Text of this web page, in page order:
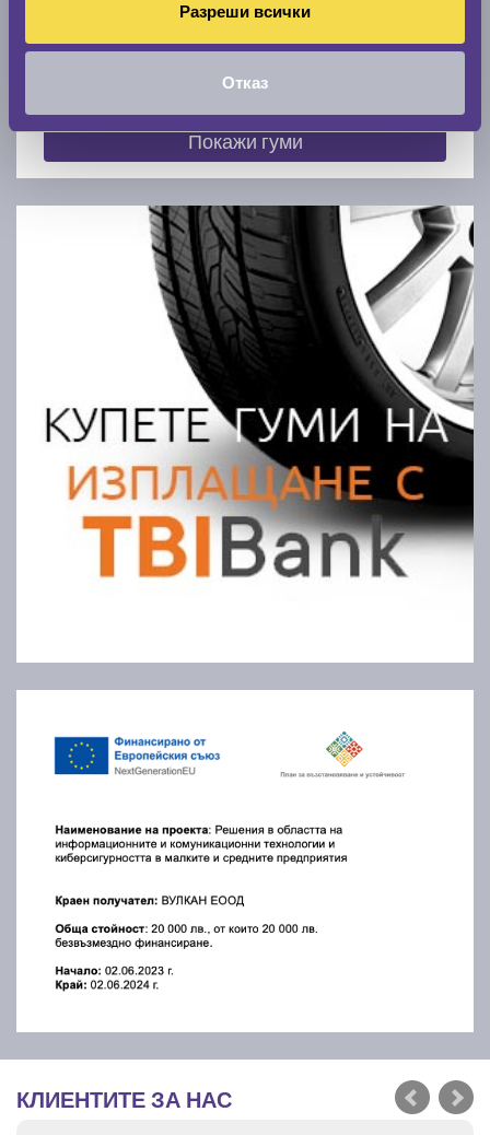
Разреши всички
Отказ
Модел
Покажи гуми
КЛИЕНТИТЕ ЗА НАС